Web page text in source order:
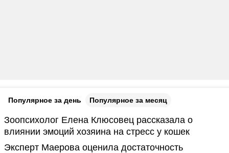
Популярное за день Популярное за месяц
Зоопсихолог Елена Клюсовец рассказала о
влиянии эмоций хозяина на стресс у кошек
Эксперт Маерова оценила достаточность